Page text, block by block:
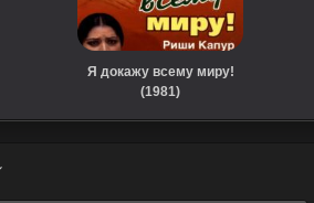
Я докажу всему миру!
(1981)